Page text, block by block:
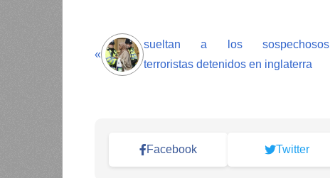
«
sueltan a los sospechosos
terroristas detenidos en inglaterra
Facebook Twitter